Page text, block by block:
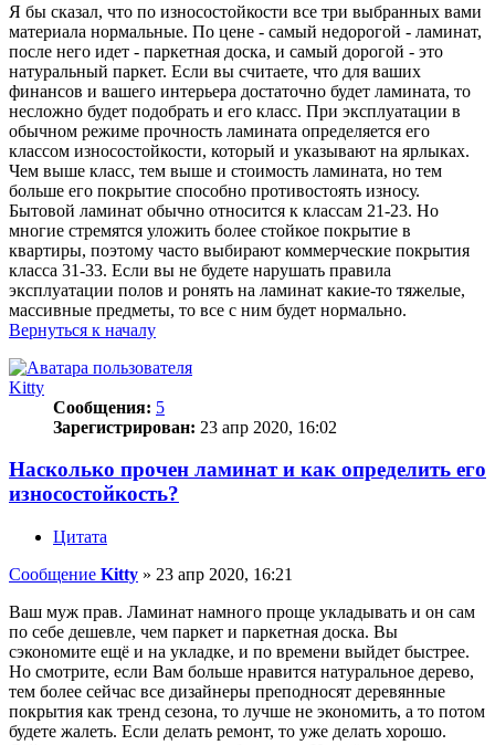
Я бы сказал, что по износостойкости все три выбранных вами
материала нормальные. По цене - самый недорогой - ламинат,
после него идет - паркетная доска, и самый дорогой - это
натуральный паркет. Если вы считаете, что для ваших
финансов и вашего интерьера достаточно будет ламината, то
несложно будет подобрать и его класс. При эксплуатации в
обычном режиме прочность ламината определяется его
классом износостойкости, который и указывают на ярлыках.
Чем выше класс, тем выше и стоимость ламината, но тем
больше его покрытие способно противостоять износу.
Бытовой ламинат обычно относится к классам 21-23. Но
многие стремятся уложить более стойкое покрытие в
квартиры, поэтому часто выбирают коммерческие покрытия
класса 31-33. Если вы не будете нарушать правила
эксплуатации полов и ронять на ламинат какие-то тяжелые,
массивные предметы, то все с ним будет нормально.
Вернуться к началу
Kitty
Сообщения: 5
Зарегистрирован: 23 апр 2020, 16:02
Насколько прочен ламинат и как определить его
износостойкость?
Цитата
Сообщение Kitty » 23 апр 2020, 16:21
Ваш муж прав. Ламинат намного проще укладывать и он сам
по себе дешевле, чем паркет и паркетная доска. Вы
сэкономите ещё и на укладке, и по времени выйдет быстрее.
Но смотрите, если Вам больше нравится натуральное дерево,
тем более сейчас все дизайнеры преподносят деревянные
покрытия как тренд сезона, то лучше не экономить, а то потом
будете жалеть. Если делать ремонт, то уже делать хорошо.